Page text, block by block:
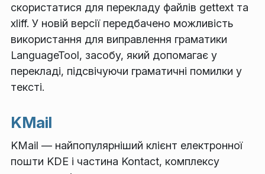
скористатися для перекладу файлів gettext та
xliff. У новій версії передбачено можливість
використання для виправлення граматики
LanguageTool, засобу, який допомагає у
перекладі, підсвічуючи граматичні помилки у
тексті.
KMail
KMail — найпопулярніший клієнт електронної
пошти KDE і частина Kontact, комплексу